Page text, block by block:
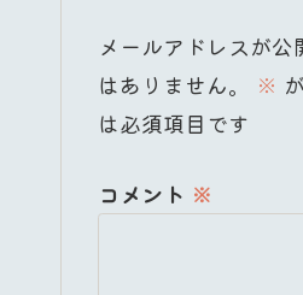
メールアドレスが公
はありません。
※
は必須項目です
コメント ※